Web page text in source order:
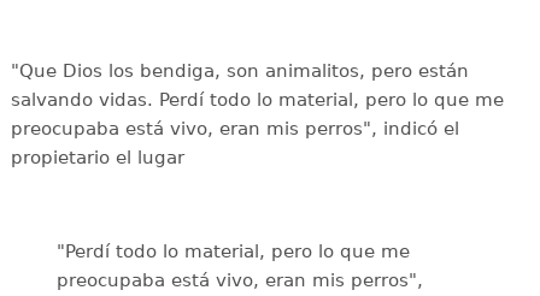
"Que Dios los bendiga, son animalitos, pero están
salvando vidas. Perdí todo lo material, pero lo que me
preocupaba está vivo, eran mis perros", indicó el
propietario el lugar
"Perdí todo lo material, pero lo que me
preocupaba está vivo, eran mis perros",